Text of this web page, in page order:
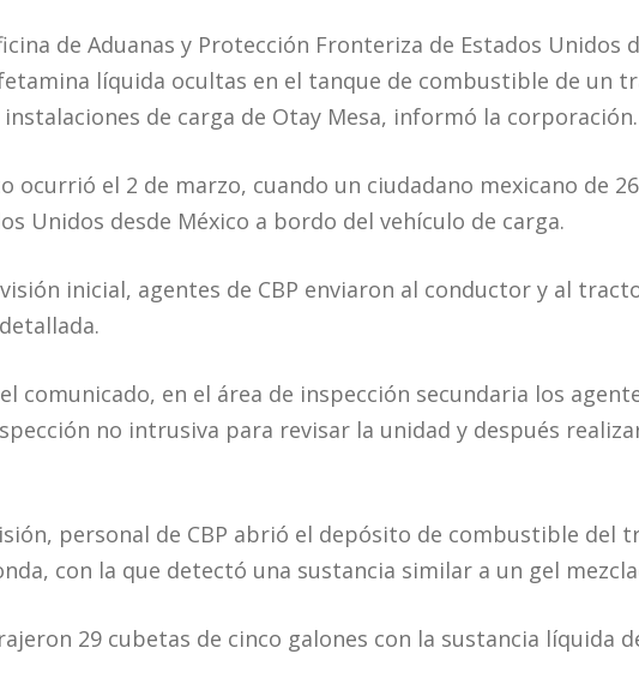
de Aduanas y Protección Fronteriza de Estados Unidos
líquida ocultas en el tanque de combustible de un
de carga de Otay Mesa, informó la corporación.
ocurrió el 2 de marzo, cuando un ciudadano mexicano de
Unidos desde México a bordo del vehículo de carga.
inicial, agentes de CBP enviaron al conductor y al
comunicado, en el área de inspección secundaria los
no intrusiva para revisar la unidad y después
personal de CBP abrió el depósito de combustible del
con la que detectó una sustancia similar a un gel
29 cubetas de cinco galones con la sustancia líquida